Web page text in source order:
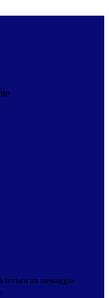
inviato un messaggio